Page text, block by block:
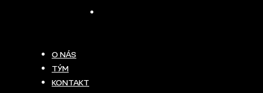
O NÁS
TÝM
KONTAKT